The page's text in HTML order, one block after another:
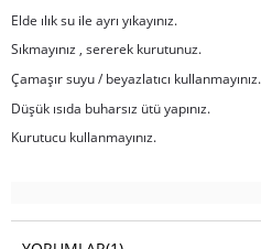
Elde ılık su ile ayrı yıkayınız.
Sıkmayınız , sererek kurutunuz.
Çamaşır suyu / beyazlatıcı kullanmayınız.
Düşük ısıda buharsız ütü yapınız.
Kurutucu kullanmayınız.